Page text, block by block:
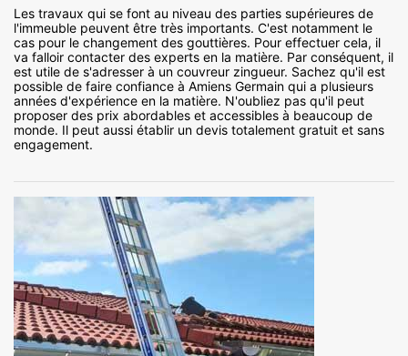
Les travaux qui se font au niveau des parties supérieures de
l'immeuble peuvent être très importants. C'est notamment le
cas pour le changement des gouttières. Pour effectuer cela, il
va falloir contacter des experts en la matière. Par conséquent, il
est utile de s'adresser à un couvreur zingueur. Sachez qu'il est
possible de faire confiance à Amiens Germain qui a plusieurs
années d'expérience en la matière. N'oubliez pas qu'il peut
proposer des prix abordables et accessibles à beaucoup de
monde. Il peut aussi établir un devis totalement gratuit et sans
engagement.